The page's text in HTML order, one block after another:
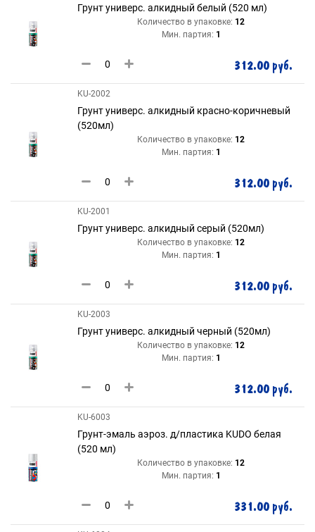
Грунт универс. алкидный белый (520 мл)
Количество в упаковке: 12
Мин. партия: 1
312.00 руб.
KU-2002
Грунт универс. алкидный красно-коричневый
(520мл)
Количество в упаковке: 12
Мин. партия: 1
312.00 руб.
KU-2001
Грунт универс. алкидный серый (520мл)
Количество в упаковке: 12
Мин. партия: 1
312.00 руб.
KU-2003
Грунт универс. алкидный черный (520мл)
Количество в упаковке: 12
Мин. партия: 1
312.00 руб.
KU-6003
Грунт-эмаль аэроз. д/пластика KUDO белая
(520 мл)
Количество в упаковке: 12
Мин. партия: 1
331.00 руб.